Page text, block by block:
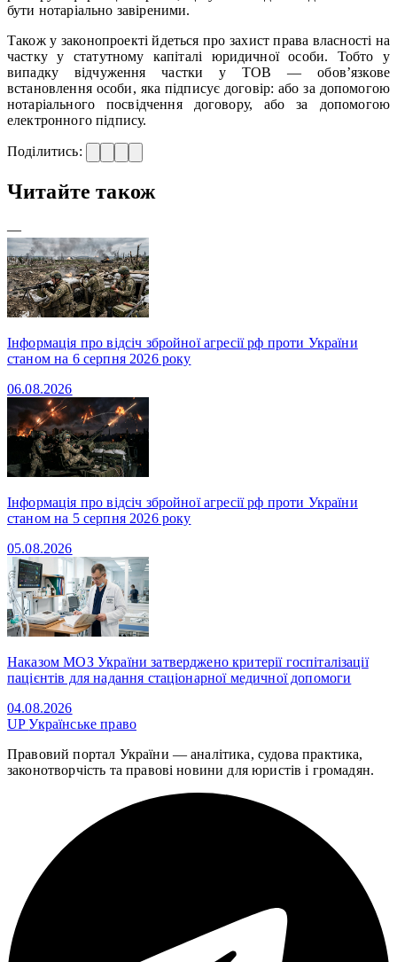
бути нотаріально завіреними.
Також у законопроекті йдеться про захист права власності на
частку у статутному капіталі юридичної особи. Тобто у
випадку відчуження частки у ТОВ — обов’язкове
встановлення особи, яка підписує договір: або за допомогою
нотаріального посвідчення договору, або за допомогою
електронного підпису.
Поділитись:
Читайте також
—
Інформація про відсіч збройної агресії рф проти України
станом на 6 серпня 2026 року
06.08.2026
Інформація про відсіч збройної агресії рф проти України
станом на 5 серпня 2026 року
05.08.2026
Наказом МОЗ України затверджено критерії госпіталізації
пацієнтів для надання стаціонарної медичної допомоги
04.08.2026
UPУкраїнське право
Правовий портал України — аналітика, судова практика,
законотворчість та правові новини для юристів і громадян.